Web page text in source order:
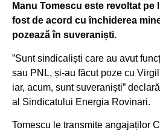
Manu Tomescu este revoltat pe
fost de acord cu închiderea
pozează în suveraniști.
”Sunt sindicaliști care au avut
sau PNL, și-au făcut poze cu
iar, acum, sunt suveraniști”
al Sindicatului Energia Rovinari.
Tomescu le transmite angajaților